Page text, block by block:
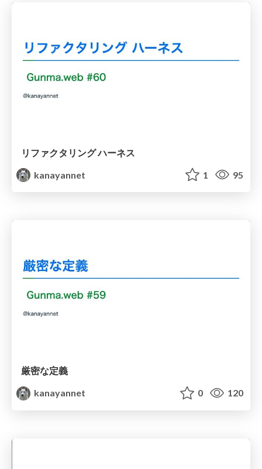
リファクタリング ハーネス
kanayannet
1 95
厳密な定義
kanayannet
0 120